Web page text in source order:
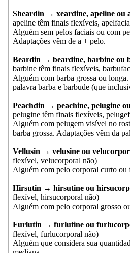
Sheardin → xeardine, apeline ou
apeline têm finais flexíveis,
Alguém sem pelos faciais ou com
Adaptações vêm de a + pelo.
Beardin → beardine, barbine ou
barbine têm finais flexíveis,
Alguém com barba grossa ou
palavra barba e barbude (que
Peachdin → peachine, pelugine
pelugine têm finais flexíveis,
Alguém com pelugem visível no
barba grossa. Adaptações vêm da
Vellusin → velusine ou
flexível, velucorporal não)
Alguém com pelo corporal curto ou
Hirsutin → hirsutine ou
flexível, hirsucorporal não)
Alguém com pelo corporal grosso
Furlutin → furlutine ou
flexível, furlucorporal não)
Alguém que considera sua